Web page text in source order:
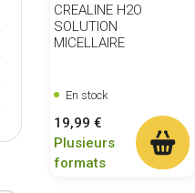
CREALINE H2O
SOLUTION
MICELLAIRE
En stock
Prix
19,99 €
Plusieurs
formats